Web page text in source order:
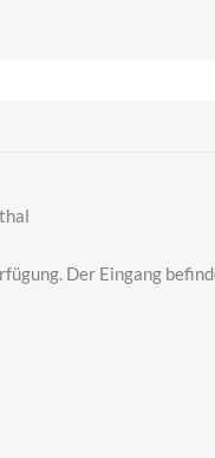
Der Eingang